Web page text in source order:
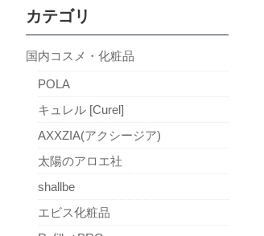
カテゴリ
国内コスメ・化粧品
POLA
キュレル [Curel]
AXXZIA(アクシージア)
太陽のアロエ社
shallbe
エビス化粧品